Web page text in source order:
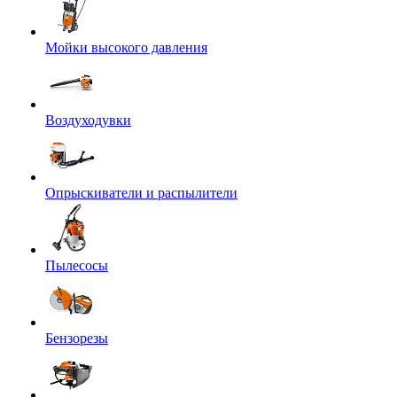
Мойки высокого давления
Воздуходувки
Опрыскиватели и распылители
Пылесосы
Бензорезы